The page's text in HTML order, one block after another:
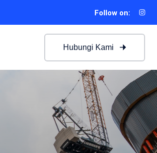
Follow on:
Hubungi Kami